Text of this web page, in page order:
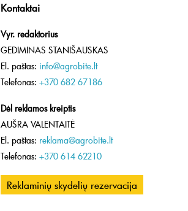
Kontaktai
Vyr. redaktorius
GEDIMINAS STANIŠAUSKAS
El. paštas: info@agrobite.lt
Telefonas: +370 682 67186
Dėl reklamos kreiptis
AUŠRA VALENTAITĖ
El. paštas: reklama@agrobite.lt
Telefonas: +370 614 62210
Reklaminių skydelių rezervacija